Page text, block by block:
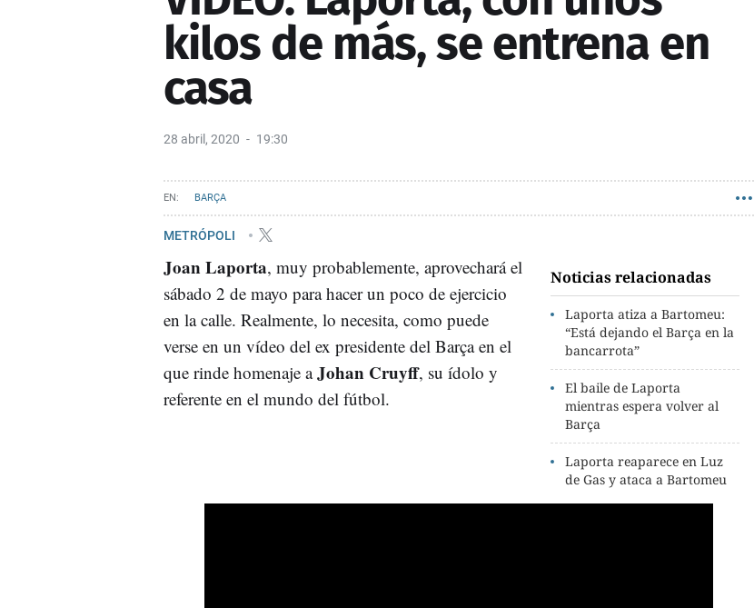
kilos de más, se entrena en
casa
28 abril, 2020 19:30
BARÇA
METRÓPOLI
Noticias relacionadas
Laporta atiza a Bartomeu:
“Está dejando el Barça en la
bancarrota”
El baile de Laporta
mientras espera volver al
Barça
Laporta reaparece en Luz
de Gas y ataca a Bartomeu
Joan Laporta, muy probablemente, aprovechará el
sábado 2 de mayo para hacer un poco de ejercicio
en la calle. Realmente, lo necesita, como puede
verse en un vídeo del ex presidente del Barça en el
que rinde homenaje aJohan Cruyff, su ídolo y
referente en el mundo del fútbol.